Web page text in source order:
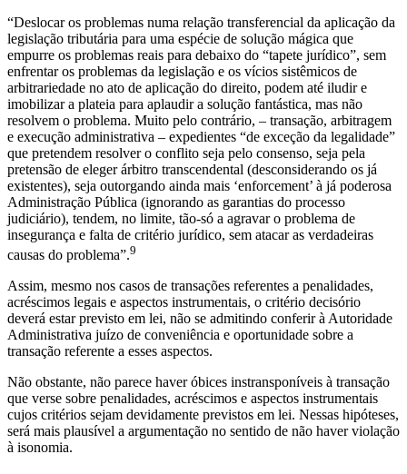
“Deslocar os problemas numa relação transferencial da aplicação da
legislação tributária para uma espécie de solução mágica que
empurre os problemas reais para debaixo do “tapete jurídico”, sem
enfrentar os problemas da legislação e os vícios sistêmicos de
arbitrariedade no ato de aplicação do direito, podem até iludir e
imobilizar a plateia para aplaudir a solução fantástica, mas não
resolvem o problema. Muito pelo contrário, – transação, arbitragem
e execução administrativa – expedientes “de exceção da legalidade”
que pretendem resolver o conflito seja pelo consenso, seja pela
pretensão de eleger árbitro transcendental (desconsiderando os já
existentes), seja outorgando ainda mais ‘enforcement’ à já poderosa
Administração Pública (ignorando as garantias do processo
judiciário), tendem, no limite, tão-só a agravar o problema de
insegurança e falta de critério jurídico, sem atacar as verdadeiras
causas do problema”.9
Assim, mesmo nos casos de transações referentes a penalidades,
acréscimos legais e aspectos instrumentais, o critério decisório
deverá estar previsto em lei, não se admitindo conferir à Autoridade
Administrativa juízo de conveniência e oportunidade sobre a
transação referente a esses aspectos.
Não obstante, não parece haver óbices instransponíveis à transação
que verse sobre penalidades, acréscimos e aspectos instrumentais
cujos critérios sejam devidamente previstos em lei. Nessas hipóteses,
será mais plausível a argumentação no sentido de não haver violação
à isonomia.